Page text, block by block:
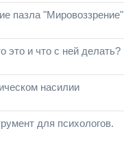
пазла "Мировоззрение"
это и что с ней делать?
насилии
для психологов.